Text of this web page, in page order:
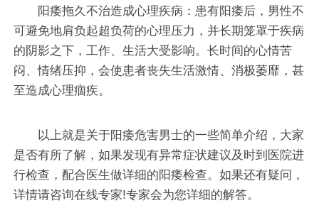
阳痿拖久不治造成心理疾病：患有阳痿后，男性不
可避免地肩负起超负荷的心理压力，并长期笼罩于疾病
的阴影之下，工作、生活大受影响。长时间的心情苦
闷、情绪压抑，会使患者丧失生活激情、消极萎靡，甚
至造成心理痼疾。
以上就是关于阳痿危害男士的一些简单介绍，大家
是否有所了解，如果发现有异常症状建议及时到医院进
行检查，配合医生做详细的阳痿检查。如果还有疑问，
详情请咨询在线专家!专家会为您详细的解答。